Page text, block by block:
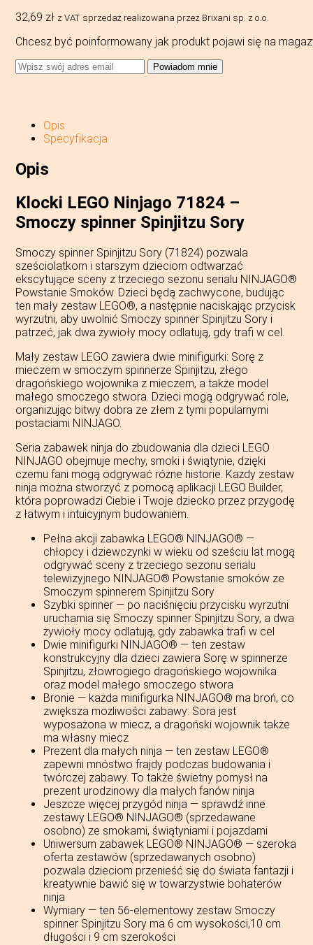
32,69 zł z VAT sprzedaż realizowana przez Brixani sp. z o.o.
Chcesz być poinformowany jak produkt pojawi się na
Powiadom mnie
Opis
Specyfikacja
Opis
Klocki LEGO Ninjago 71824 –
Smoczy spinner Spinjitzu Sory
Smoczy spinner Spinjitzu Sory (71824) pozwala
sześciolatkom i starszym dzieciom odtwarzać
ekscytujące sceny z trzeciego sezonu serialu NINJAGO®
Powstanie Smoków. Dzieci będą zachwycone, budując
ten mały zestaw LEGO®, a następnie naciskając przycisk
wyrzutni, aby uwolnić Smoczy spinner Spinjitzu Sory i
patrzeć, jak dwa żywioły mocy odlatują, gdy trafi w cel.
Mały zestaw LEGO zawiera dwie minifigurki: Sorę z
mieczem w smoczym spinnerze Spinjitzu, złego
dragońskiego wojownika z mieczem, a także model
małego smoczego stwora. Dzieci mogą odgrywać role,
organizując bitwy dobra ze złem z tymi popularnymi
postaciami NINJAGO.
Seria zabawek ninja do zbudowania dla dzieci LEGO
NINJAGO obejmuje mechy, smoki i świątynie, dzięki
czemu fani mogą odgrywać różne historie. Każdy zestaw
ninja można stworzyć z pomocą aplikacji LEGO Builder,
która poprowadzi Ciebie i Twoje dziecko przez przygodę
z łatwym i intuicyjnym budowaniem.
Pełna akcji zabawka LEGO® NINJAGO® —
chłopcy i dziewczynki w wieku od sześciu lat mogą
odgrywać sceny z trzeciego sezonu serialu
telewizyjnego NINJAGO® Powstanie smoków ze
Smoczym spinnerem Spinjitzu Sory
Szybki spinner — po naciśnięciu przycisku wyrzutni
uruchamia się Smoczy spinner Spinjitzu Sory, a dwa
żywioły mocy odlatują, gdy zabawka trafi w cel
Dwie minifigurki NINJAGO® — ten zestaw
konstrukcyjny dla dzieci zawiera Sorę w spinnerze
Spinjitzu, złowrogiego dragońskiego wojownika
oraz model małego smoczego stwora
Bronie — każda minifigurka NINJAGO® ma broń, co
zwiększa możliwości zabawy: Sora jest
wyposażona w miecz, a dragoński wojownik także
ma własny miecz
Prezent dla małych ninja — ten zestaw LEGO®
zapewni mnóstwo frajdy podczas budowania i
twórczej zabawy. To także świetny pomysł na
prezent urodzinowy dla małych fanów ninja
Jeszcze więcej przygód ninja — sprawdź inne
zestawy LEGO® NINJAGO® (sprzedawane
osobno) ze smokami, świątyniami i pojazdami
Uniwersum zabawek LEGO® NINJAGO® — szeroka
oferta zestawów (sprzedawanych osobno)
pozwala dzieciom przenieść się do świata fantazji i
kreatywnie bawić się w towarzystwie bohaterów
ninja
Wymiary — ten 56-elementowy zestaw Smoczy
spinner Spinjitzu Sory ma 6 cm wysokości,10 cm
długości i 9 cm szerokości